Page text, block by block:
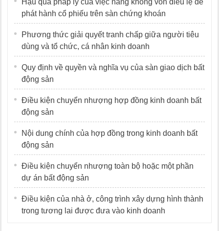
Hậu quả pháp lý của việc nâng khống vốn điều lệ để
phát hành cổ phiếu trên sàn chứng khoán
Phương thức giải quyết tranh chấp giữa người tiêu
dùng và tổ chức, cá nhân kinh doanh
Quy định về quyền và nghĩa vụ của sàn giao dịch bất
động sản
Điều kiện chuyển nhượng hợp đồng kinh doanh bất
động sản
Nội dung chính của hợp đồng trong kinh doanh bất
động sản
Điều kiện chuyển nhượng toàn bộ hoặc một phần
dự án bất động sản
Điều kiện của nhà ở, công trình xây dựng hình thành
trong tương lai được đưa vào kinh doanh